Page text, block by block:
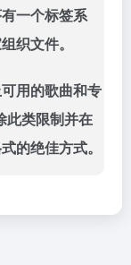
一个标签系
织文件。
用的歌曲和专
此类限制并在
的绝佳方式。